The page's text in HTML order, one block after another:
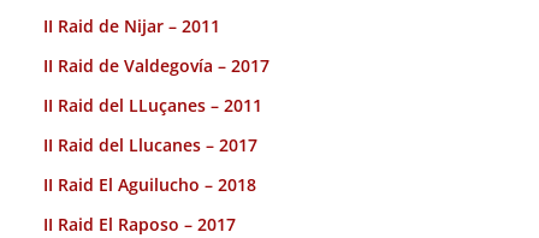
II Raid de Nijar – 2011
II Raid de Valdegovía – 2017
II Raid del LLuçanes – 2011
II Raid del Llucanes – 2017
II Raid El Aguilucho – 2018
II Raid El Raposo – 2017